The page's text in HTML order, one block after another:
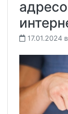
17.01.2024